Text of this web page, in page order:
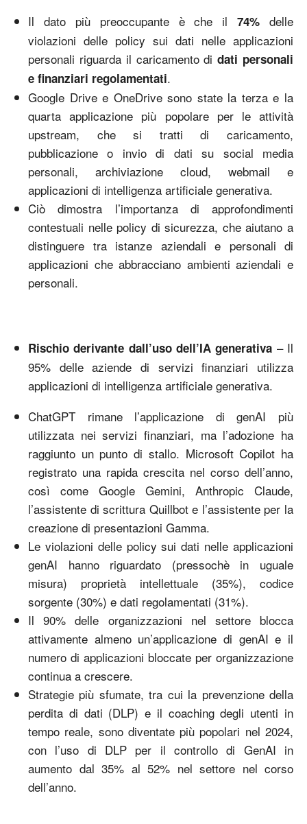
Il dato più preoccupante è che il74% delle
violazioni delle policy sui dati nelle applicazioni
personali riguarda il caricamento didati personali
e finanziari regolamentati.
Google Drive e OneDrive sono state la terza e la
quarta applicazione più popolare per le attività
upstream, che si tratti di caricamento,
pubblicazione o invio di dati su social media
personali, archiviazione cloud, webmail e
applicazioni di intelligenza artificiale generativa.
Ciò dimostra l’importanza di approfondimenti
contestuali nelle policy di sicurezza, che aiutano a
distinguere tra istanze aziendali e personali di
applicazioni che abbracciano ambienti aziendali e
personali.
Rischio derivante dall’uso dell’IA generativa – Il
95% delle aziende di servizi finanziari utilizza
applicazioni di intelligenza artificiale generativa.
ChatGPT rimane l’applicazione di genAI più
utilizzata nei servizi finanziari, ma l’adozione ha
raggiunto un punto di stallo. Microsoft Copilot ha
registrato una rapida crescita nel corso dell’anno,
così come Google Gemini, Anthropic Claude,
l’assistente di scrittura Quillbot e l’assistente per la
creazione di presentazioni Gamma.
Le violazioni delle policy sui dati nelle applicazioni
genAI hanno riguardato (pressochè in uguale
misura) proprietà intellettuale (35%), codice
sorgente (30%) e dati regolamentati (31%).
Il 90% delle organizzazioni nel settore blocca
attivamente almeno un’applicazione di genAI e il
numero di applicazioni bloccate per organizzazione
continua a crescere.
Strategie più sfumate, tra cui la prevenzione della
perdita di dati (DLP) e il coaching degli utenti in
tempo reale, sono diventate più popolari nel 2024,
con l’uso di DLP per il controllo di GenAI in
aumento dal 35% al ​​52% nel settore nel corso
dell’anno.